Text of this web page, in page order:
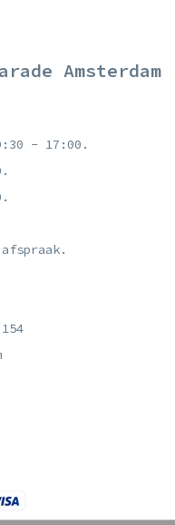
Amsterdam
- 17:00.